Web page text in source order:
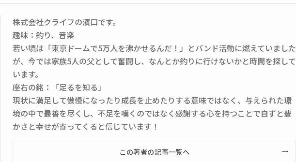
株式会社クライフの濱口です。
趣味：釣り、音楽
若い頃は「東京ドームで5万人を沸かせるんだ！」とバンド活動に燃えていました
が、今では家族5人の父として奮闘し、なんとか釣りに行けないかと時間を探して
います。
座右の銘：「足るを知る」
現状に満足して傲慢になったり成長を止めたりする意味ではなく、与えられた環
境の中で最善を尽くし、不足を嘆くのではなく感謝する心を持つことで自ずと豊
かさと幸せが寄ってくると信じています！
この著者の記事一覧へ